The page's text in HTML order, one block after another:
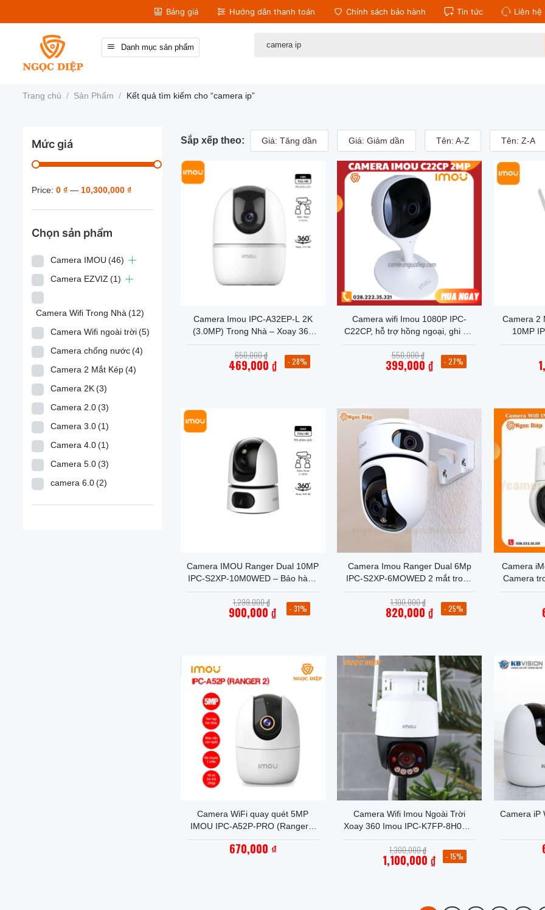
qua
Bảng giá Hướng dẫn thanh toán Chính sách bảo hành Tin tức Liên hệ
Danh mục sản phẩm
kiếm:
Trang chủ / Sản Phẩm / Kết quả tìm kiếm cho “camera ip”
Mức giá
Price: 0 ₫ — 10,300,000 ₫
Chọn sản phẩm
Camera IMOU (46)
Camera EZVIZ (1)
Camera Wifi Trong Nhà(12)
Camera Wifi ngoài trời(5)
Camera chống nước(4)
Camera 2 Mắt Kép(4)
Camera 2K(3)
Camera 2.0(3)
Camera 3.0(1)
Camera 4.0(1)
Camera 5.0(3)
camera 6.0(2)
Sắp xếp theo: Giá: Tăng dần Giá: Giảm dần Tên: A-Z Tên: Z-A
Camera Imou IPC-A32EP-L 2K
(3.0MP) Trong Nhà – Xoay 360
Độ – Đàm thoại 2 Chiều
650,000₫
gốc
là:
469,000 ₫ - 28%
+
Camera wifi Imou 1080P IPC-
C22CP, hỗ trợ hồng ngoại, ghi âm
khu vực, bảo hành 2 năm ( không
đàm thoại )
550,000₫ gốc
là:
399,000 ₫
399,000 ₫.
- 27%
Camera 2
10MP
Camera IMOU Ranger Dual 10MP
IPC-S2XP-10M0WED – Bảo hành
24 tháng – Đàm thoại 2 chiều – AI
nhận dạng giữa người và vật
1,299,000₫ gốc
là:
900,000₫ - 31%
Camera Imou Ranger Dual 6Mp
IPC-S2XP-6MOWED 2 mắt trong
nhà – Bảo Hành Chính Hãng 2
Năm
1,100,000₫ gốc
là:
820,000 ₫
820,000 ₫.
- 25%
+
Camera
Camera
đế gắn
Camera WiFi quay quét 5MP
IMOU IPC-A52P-PRO (Ranger 2
Pro)
670,000 ₫
+
Camera Wifi Imou Ngoài Trời
Xoay 360 Imou IPC-K7FP-8H0WE
(Cruiser SC 8MP)
1,300,000₫
gốc
là:
1,100,000₫
1,100,000 ₫.
- 15%
+
Camera iP